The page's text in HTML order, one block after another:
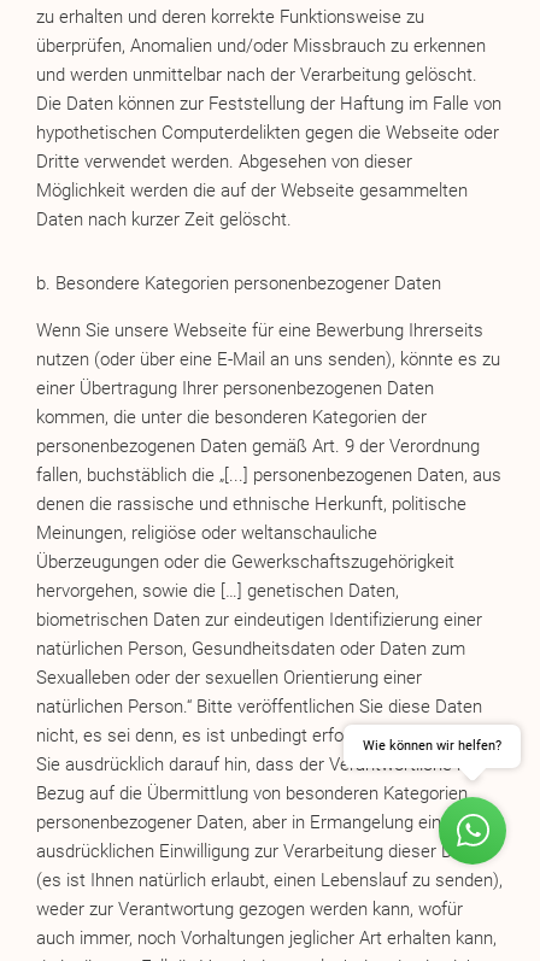
ANFRAGEN BUCHEN
zu erhalten und deren korrekte Funktionsweise zu
überprüfen, Anomalien und/oder Missbrauch zu erkennen
und werden unmittelbar nach der Verarbeitung gelöscht.
Die Daten können zur Feststellung der Haftung im Falle von
hypothetischen Computerdelikten gegen die Webseite oder
Dritte verwendet werden. Abgesehen von dieser
Möglichkeit werden die auf der Webseite gesammelten
Daten nach kurzer Zeit gelöscht.
b. Besondere Kategorien personenbezogener Daten
Wenn Sie unsere Webseite für eine Bewerbung Ihrerseits
nutzen (oder über eine E-Mail an uns senden), könnte es zu
einer Übertragung Ihrer personenbezogenen Daten
kommen, die unter die besonderen Kategorien der
personenbezogenen Daten gemäß Art. 9 der Verordnung
fallen, buchstäblich die „[...] personenbezogenen Daten, aus
denen die rassische und ethnische Herkunft, politische
Meinungen, religiöse oder weltanschauliche
Überzeugungen oder die Gewerkschaftszugehörigkeit
hervorgehen, sowie die […] genetischen Daten,
biometrischen Daten zur eindeutigen Identifizierung einer
natürlichen Person, Gesundheitsdaten oder Daten zum
Sexualleben oder der sexuellen Orientierung einer
natürlichen Person.“ Bitte veröffentlichen Sie diese Daten
nicht, es sei denn, es ist unbedingt erforderlich. Wir weisen
Sie ausdrücklich darauf hin, dass der Verantwortliche in
Bezug auf die Übermittlung von besonderen Kategorien
personenbezogener Daten, aber in Ermangelung einer
ausdrücklichen Einwilligung zur Verarbeitung dieser Daten
(es ist Ihnen natürlich erlaubt, einen Lebenslauf zu senden),
weder zur Verantwortung gezogen werden kann, wofür
auch immer, noch Vorhaltungen jeglicher Art erhalten kann,
Wie können wir helfen?